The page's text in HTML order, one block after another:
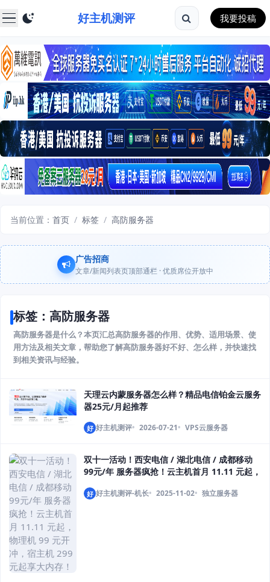
好主机测评 我要投稿
当前位置： 首页 / 标签 / 高防服务器
广告招商
文章/新闻列表页顶部通栏 · 优质席位开放中
标签：高防服务器
高防服务器是什么？本页汇总高防服务器的作用、优势、适用场景、使
用方法及相关文章，帮助您了解高防服务器好不好、怎么样，并快速找
到相关资讯与经验。
天理云内蒙服务器怎么样？精品电信铂金云服务
器25元/月起推荐
好 好主机测评 2026-07-21 VPS云服务器
双十一活动！西安电信 / 湖北电信 / 成都移动
99元/年 服务器疯抢！云主机首月 11.11 元起，
好 好主机测评-机长 2025-11-02 独立服务器